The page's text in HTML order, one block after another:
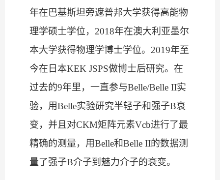
年在巴基斯坦旁遮普邦大学获得高能物
理学硕士学位， 2018年在澳大利亚墨尔
本大学获得物理学博士学位。 2019年至
今在日本KEK JSPS做博士后研究。在
过去的9年里，一直参与Belle/Belle II实
验，用Belle实验研究半轻子和强子B衰
变，并且对CKM矩阵元素Vcb进行了最
精确的测量，用Belle和Belle II的数据测
量了强子B介子到魅力介子的衰变。